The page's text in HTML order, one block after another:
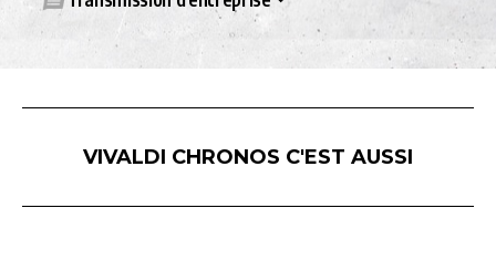
VIVALDI CHRONOS C'EST AUSSI